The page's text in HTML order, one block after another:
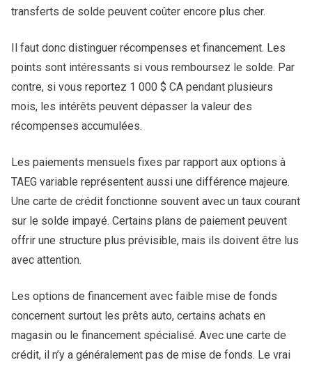
transferts de solde peuvent coûter encore plus cher.
Il faut donc distinguer récompenses et financement. Les
points sont intéressants si vous remboursez le solde. Par
contre, si vous reportez 1 000 $ CA pendant plusieurs
mois, les intérêts peuvent dépasser la valeur des
récompenses accumulées.
Les paiements mensuels fixes par rapport aux options à
TAEG variable représentent aussi une différence majeure.
Une carte de crédit fonctionne souvent avec un taux courant
sur le solde impayé. Certains plans de paiement peuvent
offrir une structure plus prévisible, mais ils doivent être lus
avec attention.
Les options de financement avec faible mise de fonds
concernent surtout les prêts auto, certains achats en
magasin ou le financement spécialisé. Avec une carte de
crédit, il n’y a généralement pas de mise de fonds. Le vrai